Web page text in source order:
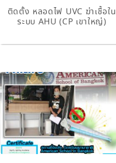
ติดตั้ง หลอดไฟ UVC ฆ่าเชื้อใน
ระบบ AHU (CP เขาใหญ่)